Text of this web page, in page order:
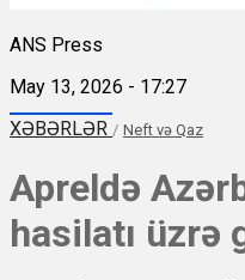
ANS Press
May 13, 2026 - 17:27
XƏBƏRLƏR / Neft və Qaz
Apreldə
hasilatı üzrə